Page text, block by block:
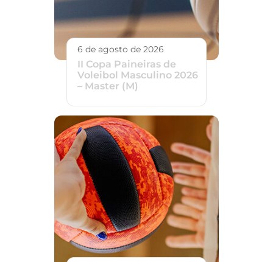
6 de agosto de 2026
II Copa Paineiras de
Voleibol Masculino 2026
– Master (M)